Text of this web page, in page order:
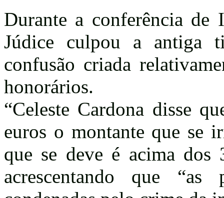
Durante a conferência de
Júdice culpou a antiga
confusão criada
honorários.
“Celeste Cardona disse
euros o montante que se
que se deve é acima dos
acrescentando que “as